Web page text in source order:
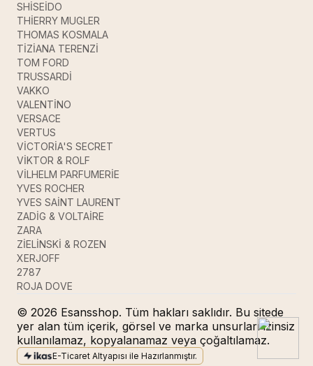
SHİSEİDO
THİERRY MUGLER
THOMAS KOSMALA
TİZİANA TERENZİ
TOM FORD
TRUSSARDİ
VAKKO
VALENTİNO
VERSACE
VERTUS
VİCTORİA'S SECRET
VİKTOR & ROLF
VİLHELM PARFUMERİE
YVES ROCHER
YVES SAİNT LAURENT
ZADİG & VOLTAİRE
ZARA
ZİELİNSKİ & ROZEN
XERJOFF
2787
ROJA DOVE
© 2026 Esansshop. Tüm hakları saklıdır. Bu sitede
yer alan tüm içerik, görsel ve marka unsurları izinsiz
kullanılamaz, kopyalanamaz veya çoğaltılamaz.
E-Ticaret Altyapısı ile Hazırlanmıştır.